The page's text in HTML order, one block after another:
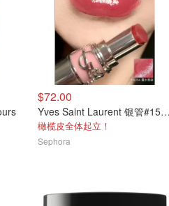
$72.00
Yves Saint Laurent 银管
橄榄皮全体起立！
Sephora